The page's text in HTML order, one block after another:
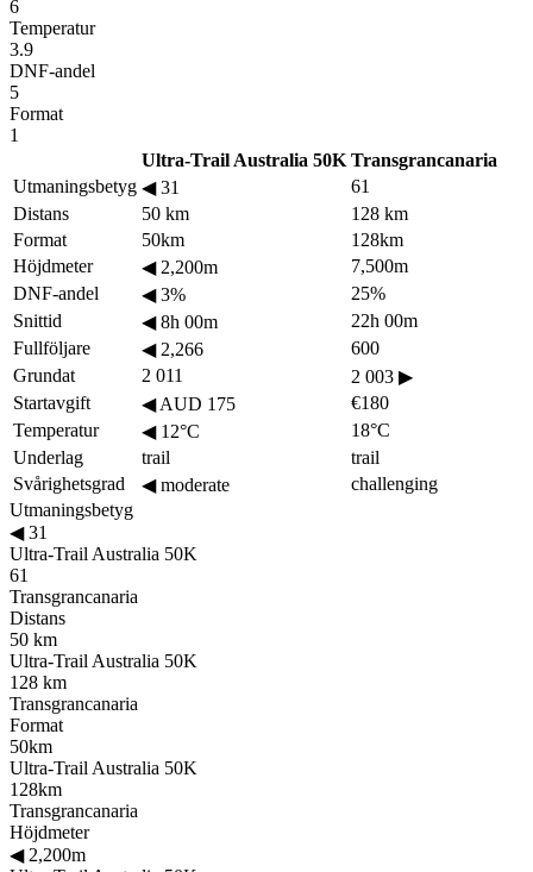
6
Temperatur
3.9
DNF-andel
5
Format
1
Ultra-Trail Australia 50K Transgrancanaria
Utmaningsbetyg ◀31
61
Distans
50 km
128 km
Format
50km
128km
Höjdmeter
◀2,200m
7,500m
DNF-andel
◀3%
25%
Snittid
◀8h 00m
22h 00m
Fullföljare
◀2,266
600
Grundat
2 011 2 003 ▶
Startavgift
◀AUD 175
€180
Temperatur
◀12°C
18°C
Underlag
trail
trail
Svårighetsgrad
◀moderate
challenging
Utmaningsbetyg
◀31
Ultra-Trail Australia 50K
61
Transgrancanaria
Distans
50 km
Ultra-Trail Australia 50K
128 km
Transgrancanaria
Format
50km
Ultra-Trail Australia 50K
128km
Transgrancanaria
Höjdmeter
◀2,200m